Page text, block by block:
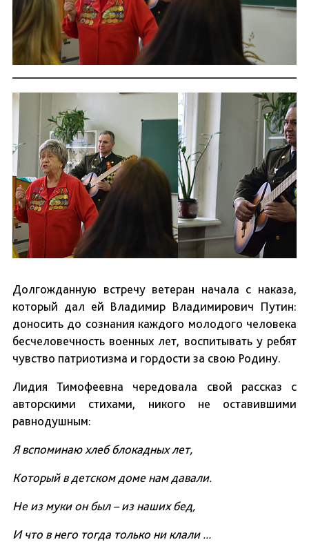
Долгожданную встречу ветеран начала с наказа,
который дал ей Владимир Владимирович Путин:
доносить до сознания каждого молодого человека
бесчеловечность военных лет, воспитывать у ребят
чувство патриотизма и гордости за свою Родину.
Лидия Тимофеевна чередовала свой рассказ с
авторскими стихами, никого не оставившими
равнодушным:
Я вспоминаю хлеб блокадных лет,
Который в детском доме нам давали.
Не из муки он был – из наших бед,
И что в него тогда только ни клали ...